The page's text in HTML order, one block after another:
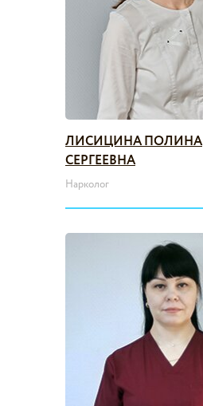
ЛИСИЦИНА ПОЛИНА
СЕРГЕЕВНА
Нарколог